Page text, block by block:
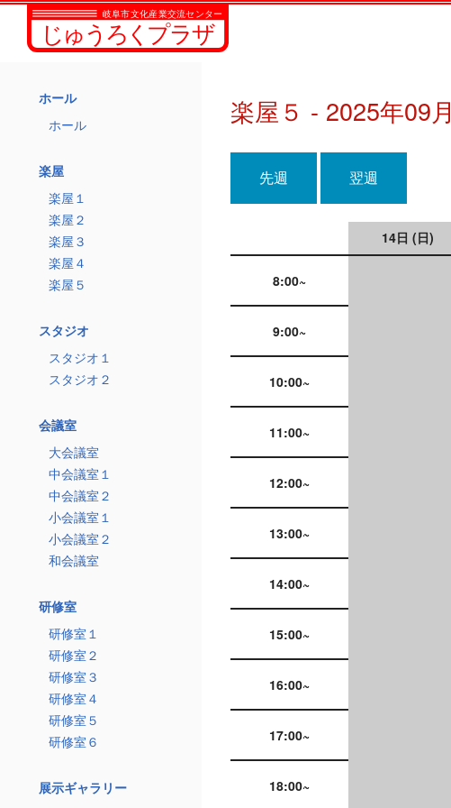
ホール
ホール
楽屋
楽屋１
楽屋２
楽屋３
楽屋４
楽屋５
スタジオ
スタジオ１
スタジオ２
会議室
大会議室
中会議室１
中会議室２
小会議室１
小会議室２
和会議室
研修室
研修室１
研修室２
研修室３
研修室４
研修室５
研修室６
展示ギャラリー
楽屋５ - 2025年09月
先週 翌週
14日 (日)
8:00~
9:00~
10:00~
11:00~
12:00~
13:00~
14:00~
15:00~
16:00~
17:00~
18:00~